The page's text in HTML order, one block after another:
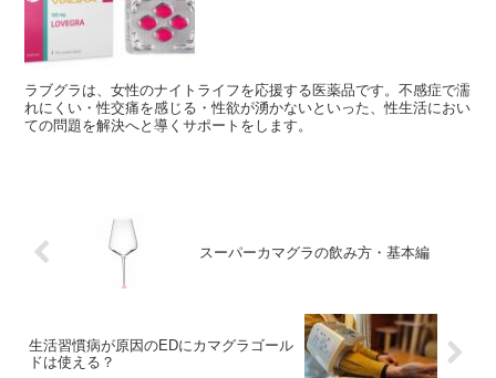
ラブグラは、女性のナイトライフを応援する医薬品です。不感症で濡
れにくい・性交痛を感じる・性欲が湧かないといった、性生活におい
ての問題を解決へと導くサポートをします。
スーパーカマグラの飲み方・基本編
生活習慣病が原因のEDにカマグラゴール
ドは使える？